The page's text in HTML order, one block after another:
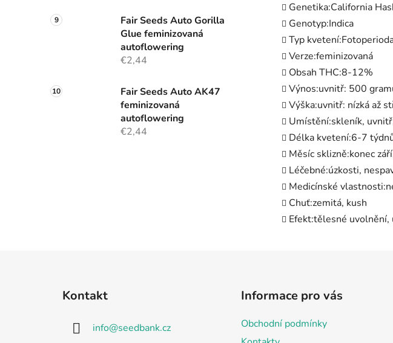
Fair Seeds Auto Gorilla
Glue feminizovaná
autoflowering
€2,44
Fair Seeds Auto AK47
feminizovaná
autoflowering
€2,44
Genetika:California
Genotyp:Indica
Typ kvetení:
Verze:feminizovaná
Obsah THC:8-12%
Výnos:uvnitř: 500
Výška:uvnitř: nízká až
Umístění:skleník,
Délka kvetení:6-7
Měsíc sklizně:konec
Léčebné:úzkosti,
Medicínské vlastnosti:
Chuť:zemitá, kush
Efekt:tělesné uvolnění,
Kontakt
info@seedbank.cz
Informace pro vás
Obchodní podmínky